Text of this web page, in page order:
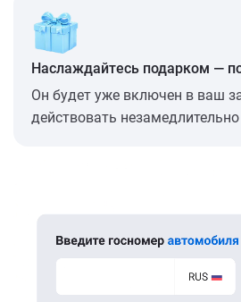
Наслаждайтесь подарком —
Он будет уже включен в ваш
действовать незамедлительно